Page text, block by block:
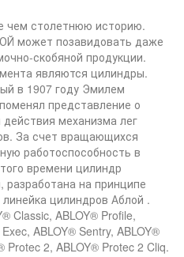
чем столетнюю историю.
может позавидовать даже
скобяной продукции.
являются цилиндры.
в 1907 году Эмилем
представление о
механизма лег
За счет вращающихся
работоспособность в
времени цилиндр
на принципе
цилиндров Аблой .
Classic, ABLOY® Profile,
ABLOY® Sentry, ABLOY®
Protec 2, ABLOY® Protec 2 Cliq.